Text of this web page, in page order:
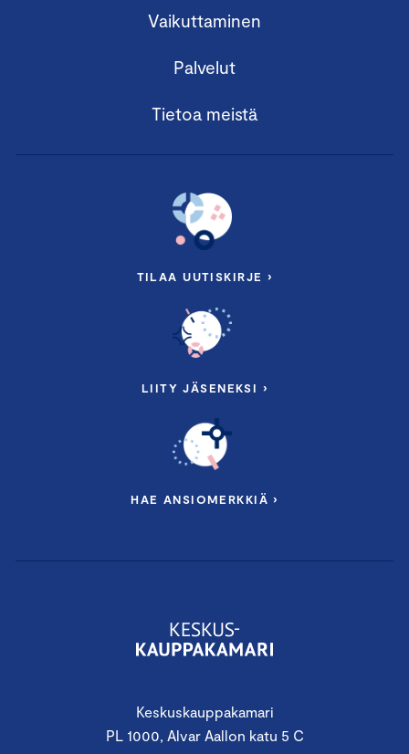
Keskuskauppakamari
PL 1000, Alvar Aallon katu 5 C
Vaikuttaminen
Palvelut
Tietoa meistä
TILAA UUTISKIRJE ›
LIITY JÄSENEKSI ›
HAE ANSIOMERKKIÄ ›